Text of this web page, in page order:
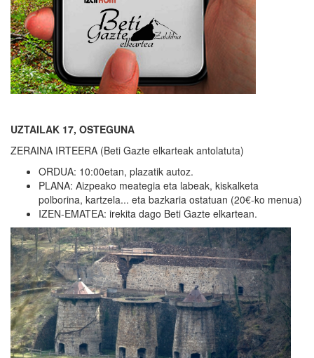
UZTAILAK 17, OSTEGUNA
ZERAINA IRTEERA (Beti Gazte elkarteak antolatuta)
ORDUA: 10:00etan, plazatik autoz.
PLANA: Aizpeako meategia eta labeak, kiskalketa
polborina, kartzela... eta bazkaria ostatuan (20€-ko menua)
IZEN-EMATEA: irekita dago Beti Gazte elkartean.